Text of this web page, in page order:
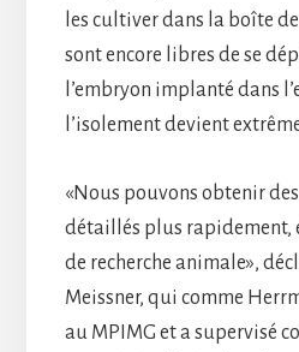
les cultiver dans la boîte
sont encore libres de se
l’embryon implanté dans
l’isolement devient
«Nous pouvons obtenir
détaillés plus rapidement,
de recherche animale»,
Meissner, qui comme
au MPIMG et a supervisé